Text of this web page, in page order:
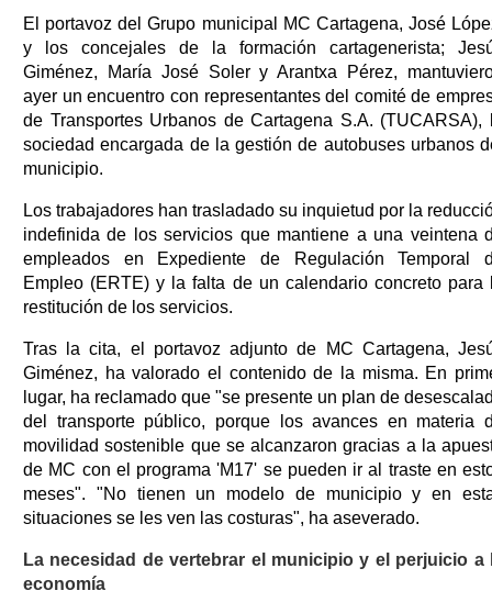
El portavoz del Grupo municipal MC Cartagena, José
y los concejales de la formación cartagenerista;
Giménez, María José Soler y Arantxa Pérez,
ayer un encuentro con representantes del comité de
de Transportes Urbanos de Cartagena S.A. (TUCARSA),
sociedad encargada de la gestión de autobuses urbanos
municipio.
Los trabajadores han trasladado su inquietud por la
indefinida de los servicios que mantiene a una veintena
empleados en Expediente de Regulación Temporal
Empleo (ERTE) y la falta de un calendario concreto para
restitución de los servicios.
Tras la cita, el portavoz adjunto de MC Cartagena,
Giménez, ha valorado el contenido de la misma. En
lugar, ha reclamado que "se presente un plan de
del transporte público, porque los avances en materia
movilidad sostenible que se alcanzaron gracias a la
de MC con el programa 'M17' se pueden ir al traste en
meses". "No tienen un modelo de municipio y en
situaciones se les ven las costuras", ha aseverado.
La necesidad de vertebrar el municipio y el perjuicio a
economía